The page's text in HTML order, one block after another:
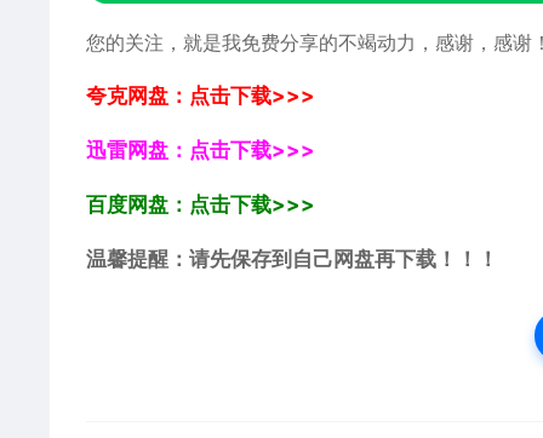
您的关注，就是我免费分享的不竭动力，感谢，感谢
夸克网盘：点击下载>>>
迅雷网盘：点击下载>>>
百度网盘：点击下载>>>
温馨提醒：请先保存到自己网盘再下载！！！